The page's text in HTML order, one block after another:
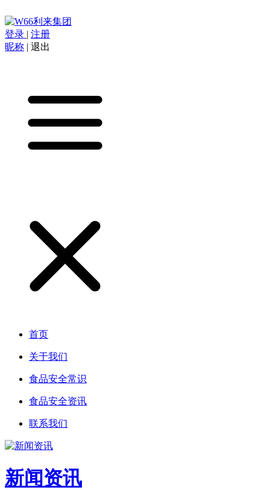
登录 | 注册
昵称 | 退出
首页
关于我们
食品安全常识
食品安全资讯
联系我们
新闻资讯